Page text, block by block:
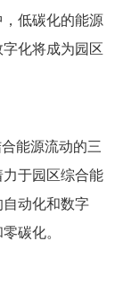
低碳化的能源
化将成为园区
能源流动的三
于园区综合能
动化和数字
碳化。